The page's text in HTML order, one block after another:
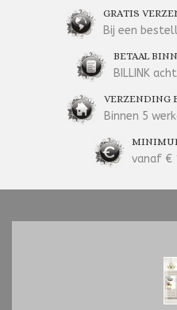
GRATIS
Bij een
BETAAL
BILLINK
VERZENDING
Binnen 5
vanaf €